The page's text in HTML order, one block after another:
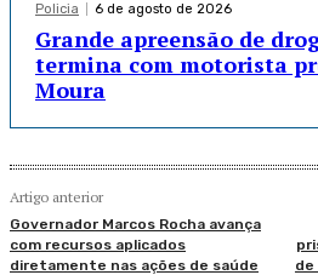
Policia 6 de agosto de 2026
Grande apreensão de
termina com motorista
Moura
Artigo anterior
Governador Marcos Rocha avança
com recursos aplicados
diretamente nas ações de saúde
de